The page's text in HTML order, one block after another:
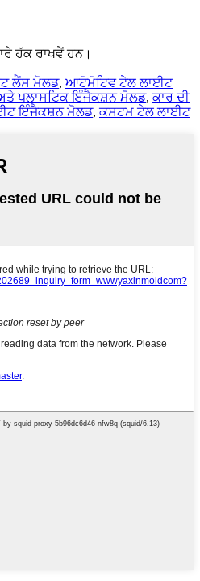
ਹੱਕ ਰਾਖਵੇਂ ਹਨ।
ਲੈਂਸ ਮੋਲਡ, ਆਟੋਮੋਟਿਵ ਟੇਲ ਲਾਈਟ
ਪਲਾਸਟਿਕ ਇੰਜੈਕਸ਼ਨ ਮੋਲਡ,ਕਾਰ ਦੀ
ਇੰਜੈਕਸ਼ਨ ਮੋਲਡ,ਕਸਟਮ ਟੇਲ ਲਾਈਟ